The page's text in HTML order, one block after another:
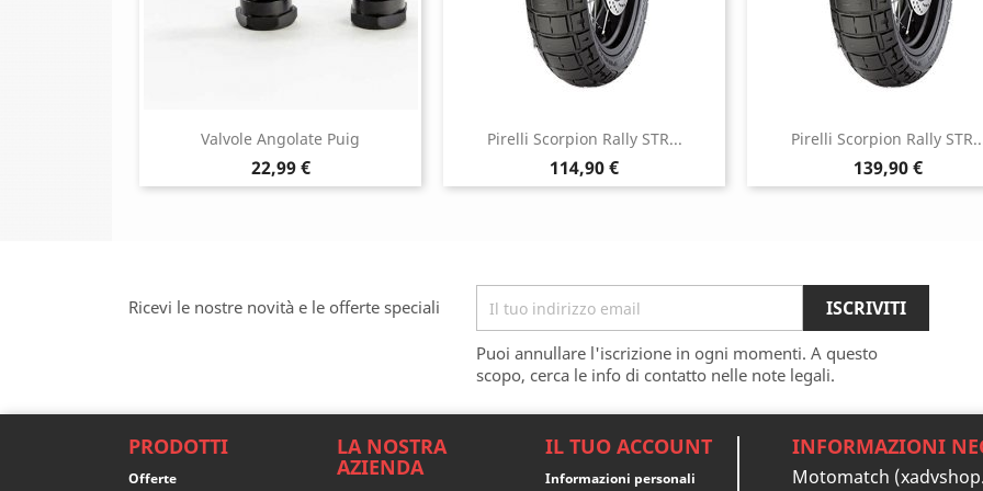
Valvole Angolate Puig
Prezzo
22,99 €
Pirelli Scorpion Rally STR...
Prezzo
114,90 €
Pirelli Scorpion Rally
Prezzo
139,90 €
Ricevi le nostre novità e le offerte speciali
Puoi annullare l'iscrizione in ogni momenti. A questo
scopo, cerca le info di contatto nelle note legali.
PRODOTTI
Offerte
LA NOSTRA
AZIENDA
IL TUO ACCOUNT
Informazioni personali
INFORMAZIONI
Motomatch